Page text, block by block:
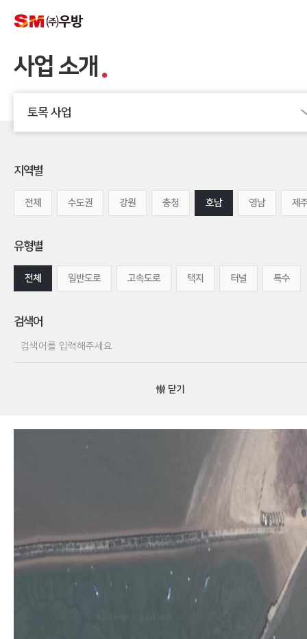
사업 소개
토목 사업
지역별
전체 수도권 강원 충청 호남 영남 제
유형별
전체 일반도로 고속도로 택지 터널 특수
검색어
닫기